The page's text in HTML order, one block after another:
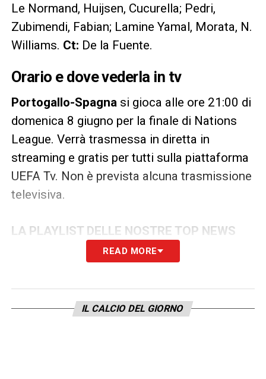
Le Normand, Huijsen, Cucurella; Pedri,
Zubimendi, Fabian; Lamine Yamal, Morata, N.
Williams. Ct: De la Fuente.
Orario e dove vederla in tv
Portogallo-Spagna si gioca alle ore 21:00 di
domenica 8 giugno per la finale di Nations
League. Verrà trasmessa in diretta in
streaming e gratis per tutti sulla piattaforma
UEFA Tv. Non è prevista alcuna trasmissione
televisiva.
LA PLAYLIST DELLE NOSTRE TOP NEWS
READ MORE
IL CALCIO DEL GIORNO